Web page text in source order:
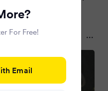
For Free!
Email